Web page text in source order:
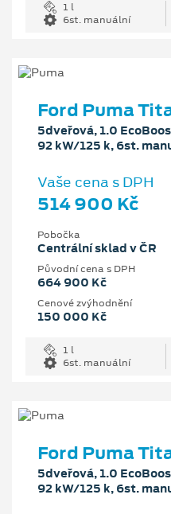
1 l
6st. manuální
Ford Puma
5dveřová, 1.0
92 kW/125 k, 6st.
Vaše cena s DPH
514 900 Kč
Pobočka
Centrální sklad v ČR
Původní cena s DPH
664 900 Kč
Cenové zvýhodnění
150 000 Kč
1 l
6st. manuální
Ford Puma
5dveřová, 1.0
92 kW/125 k, 6st.